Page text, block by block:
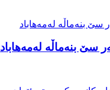
سێ بنەماڵە لەمەهاباد